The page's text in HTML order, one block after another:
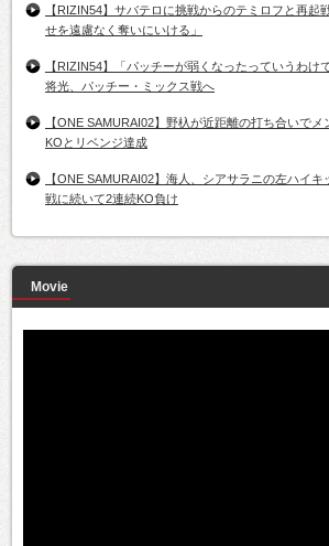
【RIZIN54】サバテロに挑戦からのテミロフと再起
せを遠慮なく奪いにいける」
【RIZIN54】「パッチーが弱くなったっていうわけ
将光、パッチー・ミックス戦へ
【ONE SAMURAI02】野杁が近距離の打ち合いで
KOとリベンジ達成
【ONE SAMURAI02】海人、シアサラニの左ハイ
戦に続いて2連続KO負け
Movie